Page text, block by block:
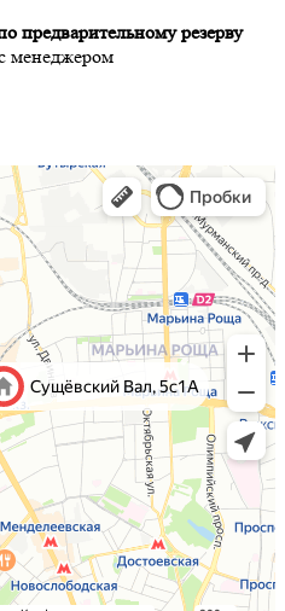
предварительному резерву
менеджером